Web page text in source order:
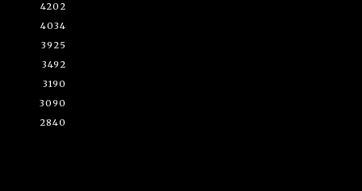
4202
4034
3925
3492
3190
3090
2840